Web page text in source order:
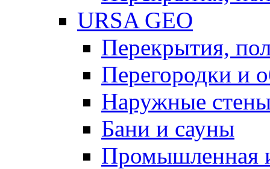
URSA GEO
Перекрытия,
Перегородки и
Наружные
Бани и сауны
Промышленная